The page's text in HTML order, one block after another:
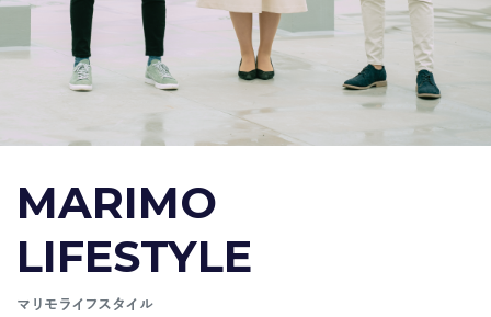
MARIMO
LIFESTYLE
マリモライフスタイル